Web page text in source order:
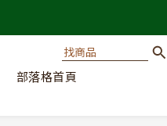
部落格首頁